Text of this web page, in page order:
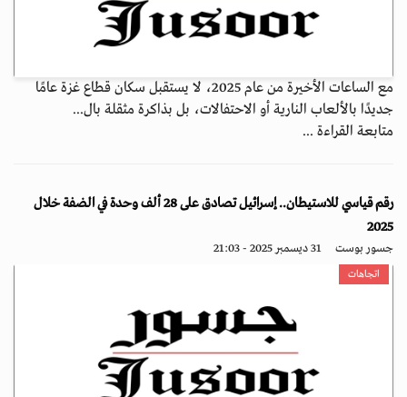
مع الساعات الأخيرة من عام 2025، لا يستقبل سكان قطاع غزة عامًا
جديدًا بالألعاب النارية أو الاحتفالات، بل بذاكرة مثقلة بال...
متابعة القراءة ...
رقم قياسي للاستيطان.. إسرائيل تصادق على 28 ألف وحدة في الضفة خلال
2025
جسور بوست 31 ديسمبر 2025 - 21:03
اتجاهات